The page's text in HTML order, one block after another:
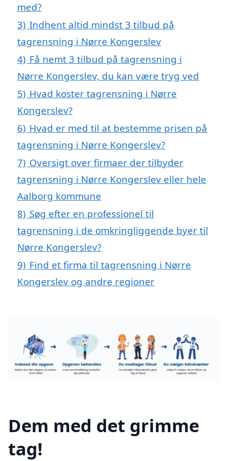
med?
3) Indhent altid mindst 3 tilbud på
tagrensning i Nørre Kongerslev
4) Få nemt 3 tilbud på tagrensning i
Nørre Kongerslev, du kan være tryg ved
5) Hvad koster tagrensning i Nørre
Kongerslev?
6) Hvad er med til at bestemme prisen på
tagrensning i Nørre Kongerslev?
7) Oversigt over firmaer der tilbyder
tagrensning i Nørre Kongerslev eller hele
Aalborg kommune
8) Søg efter en professionel til
tagrensning i de omkringliggende byer til
Nørre Kongerslev?
9) Find et firma til tagrensning i Nørre
Kongerslev og andre regioner
Dem med det grimme
tag!